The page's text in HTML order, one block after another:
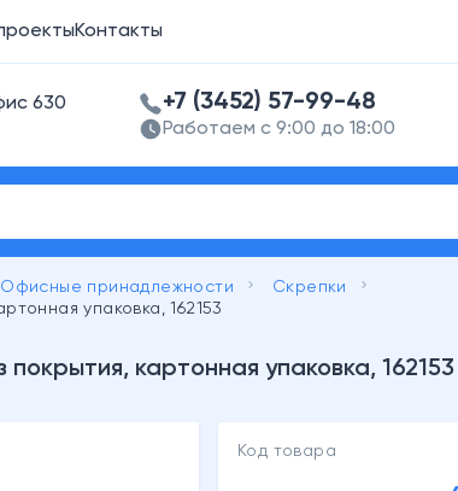
Контакты
630
+7 (3452) 57-99-48
Работаем с 9:00 до 18:00
Офисные принадлежности keyboard_arrow_right Скрепки keyboard_arrow_right
упаковка, 162153
картонная упаковка, 162153
Код товара